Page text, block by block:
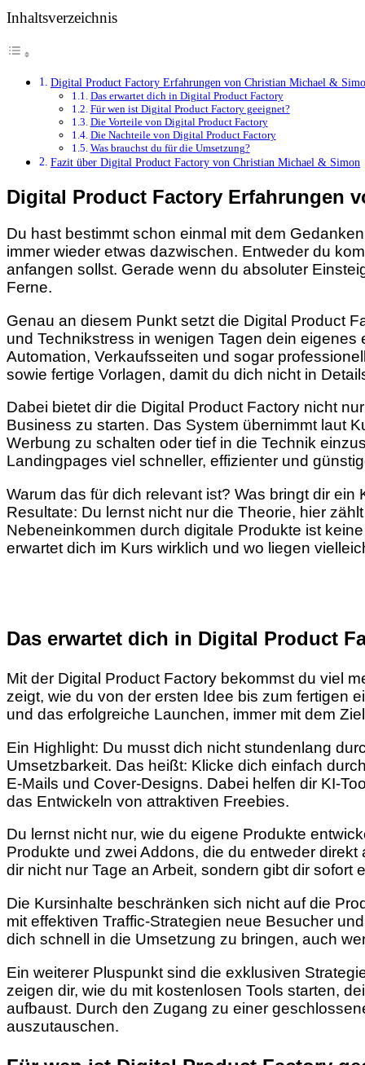
Inhaltsverzeichnis
Digital Product Factory Erfahrungen von Christian Michael &
Das erwartet dich in Digital Product Factory
Für wen ist Digital Product Factory geeignet?
Die Vorteile von Digital Product Factory
Die Nachteile von Digital Product Factory
Was brauchst du für die Umsetzung?
Fazit über Digital Product Factory von Christian Michael & Simon
Digital Product Factory Erfahrungen
Du hast bestimmt schon einmal mit dem
immer wieder etwas dazwischen. Entweder du
anfangen sollst. Gerade wenn du absoluter
Ferne.
Genau an diesem Punkt setzt die Digital Product
und Technikstress in wenigen Tagen dein
Automation, Verkaufsseiten und sogar
sowie fertige Vorlagen, damit du dich nicht in
Dabei bietet dir die Digital Product Factory nicht
Business zu starten. Das System übernimmt laut
Werbung zu schalten oder tief in die Technik
Landingpages viel schneller, effizienter und
Warum das für dich relevant ist? Was bringt dir
Resultate: Du lernst nicht nur die Theorie, hier
Nebeneinkommen durch digitale Produkte ist
erwartet dich im Kurs wirklich und wo liegen
Das erwartet dich in Digital Product
Mit der Digital Product Factory bekommst du viel
zeigt, wie du von der ersten Idee bis zum fertigen
und das erfolgreiche Launchen, immer mit dem
Ein Highlight: Du musst dich nicht stundenlang
Umsetzbarkeit. Das heißt: Klicke dich einfach
E-Mails und Cover-Designs. Dabei helfen dir KI-
das Entwickeln von attraktiven Freebies.
Du lernst nicht nur, wie du eigene Produkte
Produkte und zwei Addons, die du entweder
dir nicht nur Tage an Arbeit, sondern gibt dir
Die Kursinhalte beschränken sich nicht auf die
mit effektiven Traffic-Strategien neue Besucher
dich schnell in die Umsetzung zu bringen, auch
Ein weiterer Pluspunkt sind die exklusiven
zeigen dir, wie du mit kostenlosen Tools starten,
aufbaust. Durch den Zugang zu einer
auszutauschen.